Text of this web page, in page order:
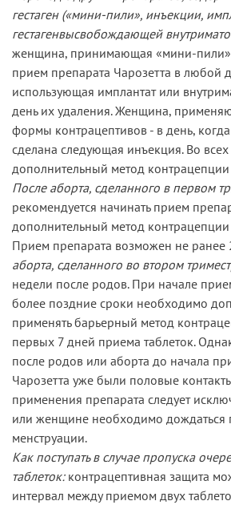
гестаген («мини-пили», инъекции,
гестагенвысвобождающей
женщина, принимающая «мини-
прием препарата Чарозетта в любой
использующая имплантат или
день их удаления. Женщина,
формы контрацептивов - в день,
сделана следующая инъекция. Во всех
дополнительный метод контрацепции
После аборта, сделанного в первом
рекомендуется начинать прием
дополнительный метод контрацепции
Прием препарата возможен не ранее
аборта, сделанного во втором
недели после родов. При начале
более поздние сроки необходимо
применять барьерный метод
первых 7 дней приема таблеток.
после родов или аборта до начала
Чарозетта уже были половые
применения препарата следует
или женщине необходимо дождаться
менструации.
Как поступать в случае пропуска
таблеток:контрацептивная защита
интервал между приемом двух